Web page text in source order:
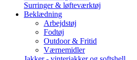
Surringer & løfteværktøj
Beklædning
Arbejdstøj
Fodtøj
Outdoor & Fritid
Værnemidler